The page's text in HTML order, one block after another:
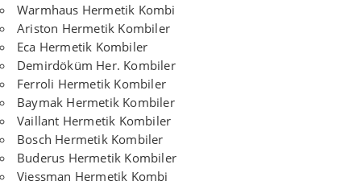
Warmhaus Hermetik Kombi
Ariston Hermetik Kombiler
Eca Hermetik Kombiler
Demirdöküm Her. Kombiler
Ferroli Hermetik Kombiler
Baymak Hermetik Kombiler
Vaillant Hermetik Kombiler
Bosch Hermetik Kombiler
Buderus Hermetik Kombiler
Viessman Hermetik Kombi